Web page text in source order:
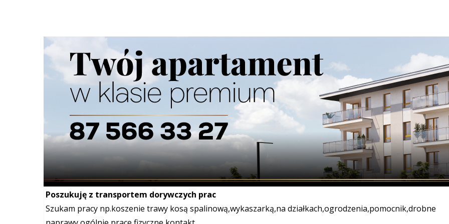
Szukana fraza w ogłoszeniach
Nie typowa praca dorywcza dla Pań
Witam drogie Panie. Piszę to nie typowe ogłoszenie ponieważ poszukuję pani która nie wstydzi się
przyrodzenia i była by...
Dorywcza Telefon: Mail:vladadi98@tlen.pl
2026-
Poszukuję z transportem dorywczych prac
Szukam pracy np.koszenie trawy kosą spalinową,wykaszarką,na działkach,ogrodzenia,pomocnik,drobne